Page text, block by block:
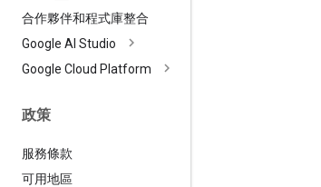
合作夥伴和程式庫整合
Google AI Studio
Google Cloud Platform
政策
服務條款
可用地區